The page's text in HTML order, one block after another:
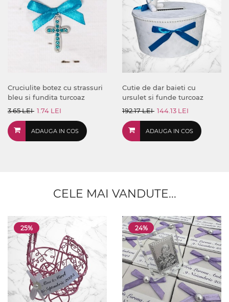
Cruciulite botez cu strassuri
bleu si fundita turcoaz
3.65 LEI 1.74 LEI
ADAUGA IN COS
Cutie de dar baieti cu
ursulet si funde turcoaz
192.17 LEI 144.13 LEI
ADAUGA IN COS
CELE MAI VANDUTE...
25% 24%